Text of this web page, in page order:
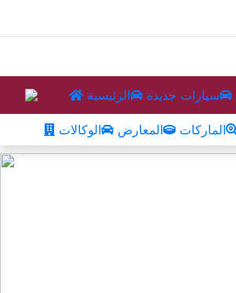
الرئيسية سيارات جديدة
الوكالات المعارض الماركات